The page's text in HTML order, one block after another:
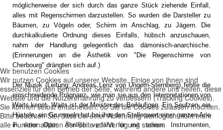
möglicherweise der sich durch das ganze Stück ziehende Einfall,
alles mit Regenschirmen darzustellen. So wurden die Darsteller zu
Bäumen, zu Vögeln oder, Schirm im Anschlag, zu Jägern. Die
durchkalkulierte Ordnung dieses Einfalls, hübsch anzuschauen,
nahm der Handlung gelegentlich das dämonisch-anarchische.
(Erinnerungen an die Ästhetik von "Die Regenschirme von
Cherbourg" drängten sich auf.)
Der Musik (Leitung: Andreas Lenz von Ungern-Sternberg) fehlte die
einschneidende Prägnanz, wie man sie aus den Interpretationen von
Waits kennt. Waits ist der Meister des Beiläufigen. Ein Seufzen, ein
Hüsteln, ein Grummeln hat bei ihm den Stellenwert einer ganzen Arie
in einer Oper. Ähnlich verfährt er mit seinen Instrumenten,
Wir benutzen Cookies
Wir nutzen Cookies auf unserer Website. Einige von ihnen sind
essenziell für den Betrieb der Seite, während andere uns helfen, diese
Website und die Nutzererfahrung zu verbessern (Tracking Cookies).
Sie können selbst entscheiden, ob Sie die Cookies zulassen möchten.
Bitte beachten Sie, dass bei einer Ablehnung womöglich nicht mehr
alle Funktionalitäten der Seite zur Verfügung stehen.